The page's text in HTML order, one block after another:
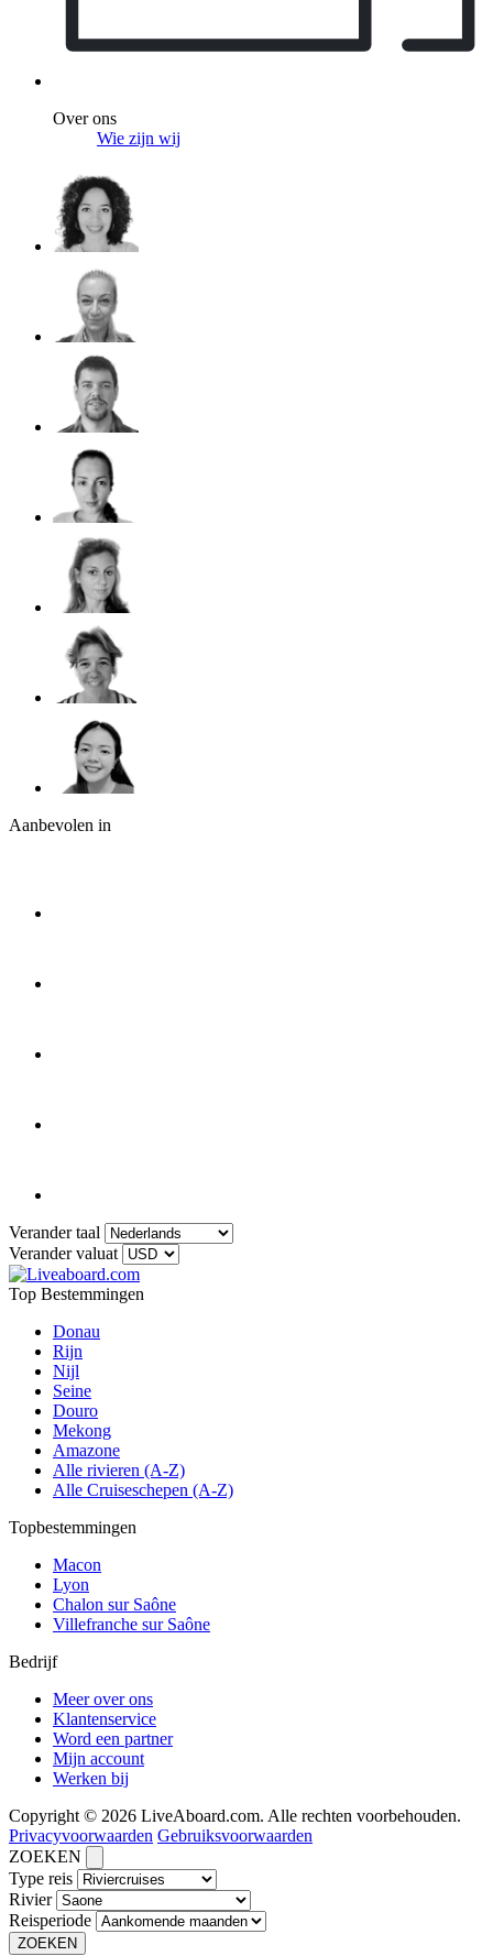
Over ons
Wie zijn wij
Aanbevolen in
Verander taal
Verander valuat
Top Bestemmingen
Donau
Rijn
Nijl
Seine
Douro
Mekong
Amazone
Alle rivieren (A-Z)
Alle Cruiseschepen (A-Z)
Topbestemmingen
Macon
Lyon
Chalon sur Saône
Villefranche sur Saône
Bedrijf
Meer over ons
Klantenservice
Word een partner
Mijn account
Werken bij
Copyright © 2026 LiveAboard.com. Alle rechten voorbehouden.
Privacyvoorwaarden Gebruiksvoorwaarden
ZOEKEN
Type reis
Rivier
Reisperiode
ZOEKEN